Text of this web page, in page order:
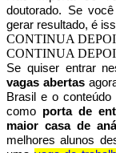
doutorado. Se
gerar resultado, é
CONTINUA
CONTINUA
Se quiser entrar
vagas abertas
Brasil e o
como porta de
maior casa de
melhores alunos